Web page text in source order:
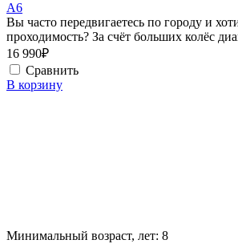
A6
Вы часто передвигаетесь по городу и
проходимость? За счёт больших колёс
16 990₽
Сравнить
В корзину
Минимальный возраст, лет: 8